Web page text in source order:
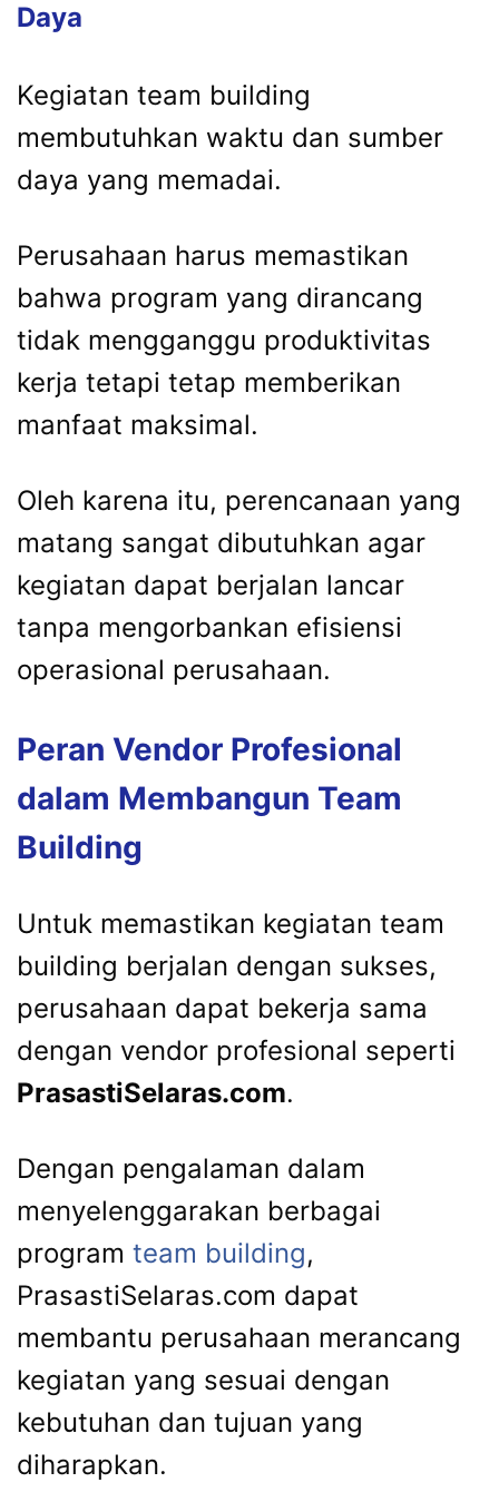
Daya
Kegiatan team building
membutuhkan waktu dan sumber
daya yang memadai.
Perusahaan harus memastikan
bahwa program yang dirancang
tidak mengganggu produktivitas
kerja tetapi tetap memberikan
manfaat maksimal.
Oleh karena itu, perencanaan yang
matang sangat dibutuhkan agar
kegiatan dapat berjalan lancar
tanpa mengorbankan efisiensi
operasional perusahaan.
Peran Vendor Profesional
dalam Membangun Team
Building
Untuk memastikan kegiatan team
building berjalan dengan sukses,
perusahaan dapat bekerja sama
dengan vendor profesional seperti
PrasastiSelaras.com.
Dengan pengalaman dalam
menyelenggarakan berbagai
program team building,
PrasastiSelaras.com dapat
membantu perusahaan merancang
kegiatan yang sesuai dengan
kebutuhan dan tujuan yang
diharapkan.